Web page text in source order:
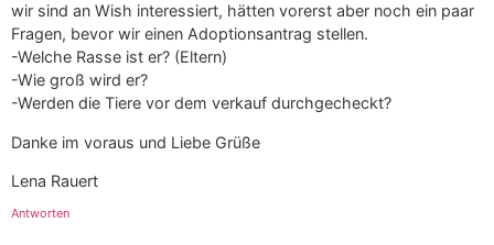
wir sind an Wish interessiert, hätten vorerst aber noch ein paar
Fragen, bevor wir einen Adoptionsantrag stellen.
-Welche Rasse ist er? (Eltern)
-Wie groß wird er?
-Werden die Tiere vor dem verkauf durchgecheckt?
Danke im voraus und Liebe Grüße
Lena Rauert
Antworten